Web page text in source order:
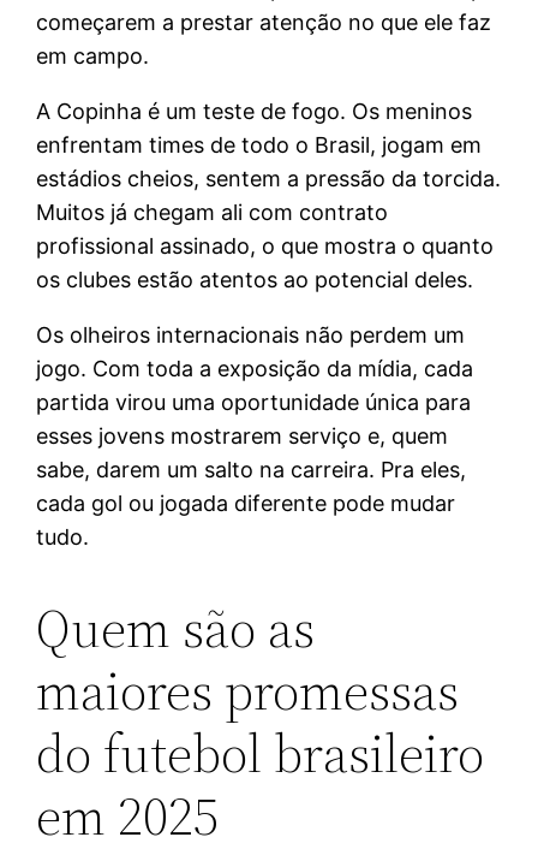
começarem a prestar atenção no que ele faz
em campo.
A Copinha é um teste de fogo. Os meninos
enfrentam times de todo o Brasil, jogam em
estádios cheios, sentem a pressão da torcida.
Muitos já chegam ali com contrato
profissional assinado, o que mostra o quanto
os clubes estão atentos ao potencial deles.
Os olheiros internacionais não perdem um
jogo. Com toda a exposição da mídia, cada
partida virou uma oportunidade única para
esses jovens mostrarem serviço e, quem
sabe, darem um salto na carreira. Pra eles,
cada gol ou jogada diferente pode mudar
tudo.
Quem são as
maiores promessas
do futebol brasileiro
em 2025